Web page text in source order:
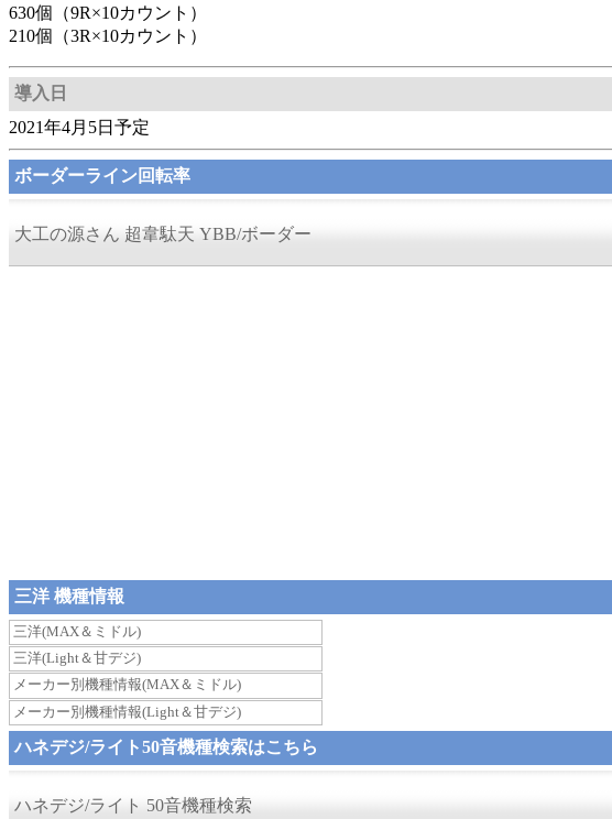
630個（9R×10カウント）
210個（3R×10カウント）
導入日
2021年4月5日予定
ボーダーライン回転率
大工の源さん 超韋駄天 YBB/ボーダー
三洋 機種情報
三洋(MAX＆ミドル)
三洋(Light＆甘デジ)
メーカー別機種情報(MAX＆ミドル)
メーカー別機種情報(Light＆甘デジ)
ハネデジ/ライト50音機種検索はこちら
ハネデジ/ライト 50音機種検索